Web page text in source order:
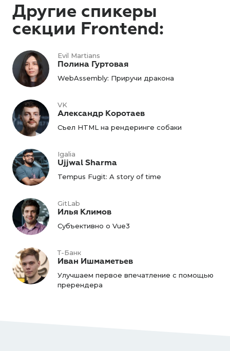
Другие спикеры
секции Frontend:
Evil Martians
Полина Гуртовая
WebAssembly: Приручи дракона
VK
Александр Коротаев
Съел HTML на рендеринге собаки
Igalia
Ujjwal Sharma
Tempus Fugit: A story of time
GitLab
Илья Климов
Субъективно о Vue3
Т-Банк
Иван Ишмаметьев
Улучшаем первое впечатление с помощью
пререндера